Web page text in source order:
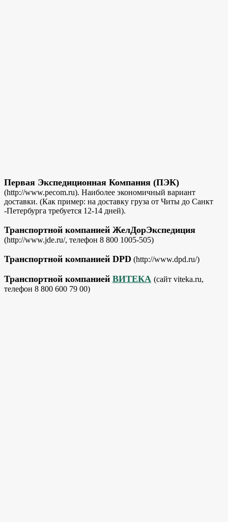
Первая Экспедиционная Компания (ПЭК)
(http://www.pecom.ru). Наиболее экономичный вариант
доставки. (Как пример: на доставку груза от Читы до Санкт
-Петербурга требуется 12-14 дней).
Транспортной компанией ЖелДорЭкспедиция
(http://www.jde.ru/, телефон 8 800 1005-505)
Транспортной компанией DPD (http://www.dpd.ru/)
Транспортной компанией ВИТЕКА (сайт viteka.ru,
телефон 8 800 600 79 00)